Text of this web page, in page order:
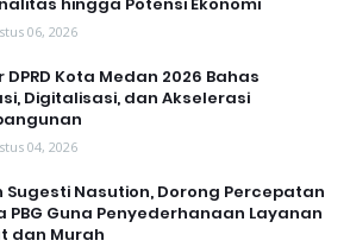
06, 2026
DPRD Kota Medan 2026 Bahas
Digitalisasi, dan Akselerasi
04, 2026
Sugesti Nasution, Dorong Percepatan
PBG Guna Penyederhanaan Layanan
dan Murah